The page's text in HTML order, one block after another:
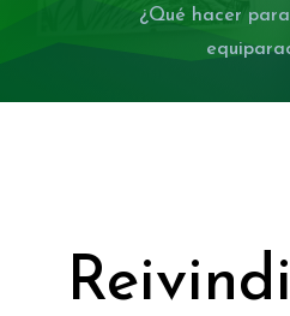
¿Qué hacer